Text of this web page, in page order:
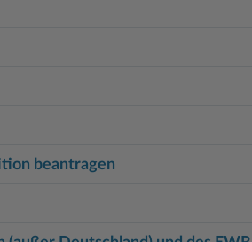
beantragen